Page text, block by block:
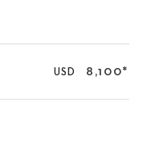
USD 8,100*